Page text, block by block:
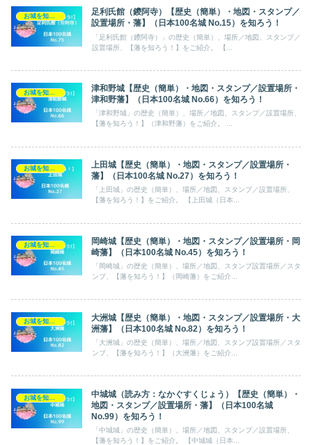
足利氏館（鑁阿寺）【歴史（簡単）・地図・スタンプ／
設置場所・藩】（日本100名城 No.15）を知ろう！
「足利氏館（鑁阿寺）」の歴史（簡単）、場所／地図、スタンプ／
設置場所、【藩を知ろう！】をご紹介。 【...
津和野城【歴史（簡単）・地図・スタンプ／設置場所・
津和野藩】（日本100名城 No.66）を知ろう！
「津和野城」の歴史（簡単）、場所／地図、スタンプ／設置場所、
【藩を知ろう！】（津和野藩）をご紹介。 ...
お城を知ろう！（日本100名城）
上田城【歴史（簡単）・地図・スタンプ／設置場所・
藩】（日本100名城 No.27）を知ろう！
「上田城」の歴史（簡単）、場所／地図、スタンプ／設置場所、
【藩を知ろう！】をご紹介。 【上田城（日本...
お城を知ろう！（日本100名城）
岡崎城【歴史（簡単）・地図・スタンプ／設置場所・岡
崎藩】（日本100名城 No.45）を知ろう！
「岡崎城」の歴史（簡単）、場所／地図、スタンプ設置場所／スタ
ンプ、【藩を知ろう！】（岡崎藩）をご紹介...
お城を知ろう！（日本100名城）
大洲城【歴史（簡単）・地図・スタンプ／設置場所・大
洲藩】（日本100名城 No.82）を知ろう！
「大洲城」の歴史（簡単）、場所／地図、スタンプ設置場所／スタ
ンプ、【藩を知ろう！】（大洲藩）をご紹介...
お城を知ろう！（日本100名城）
中城城（読み方：なかぐすくじょう）【歴史（簡単）・
地図・スタンプ／設置場所・藩】（日本100名城
No.99）を知ろう！
「中城城」の歴史（簡単）、場所／地図、スタンプ／設置場所、
【藩を知ろう！】をご紹介。 【中城城（日本...